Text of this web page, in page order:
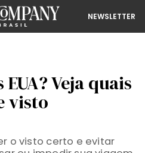
NEWSLETTER
Veja quais
visto
o visto certo e evitar